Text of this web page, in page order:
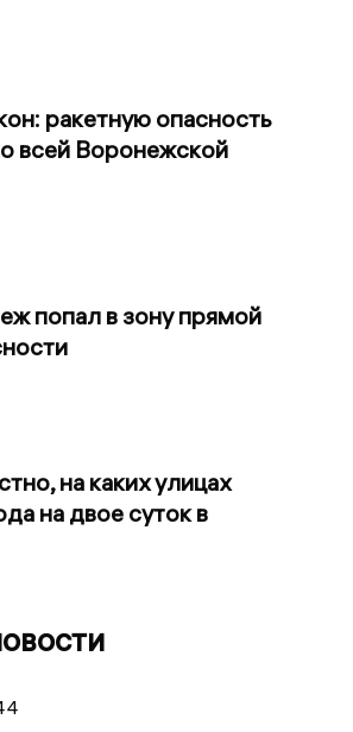
ракетную опасность
всей Воронежской
попал в зону прямой
на каких улицах
на двое суток в